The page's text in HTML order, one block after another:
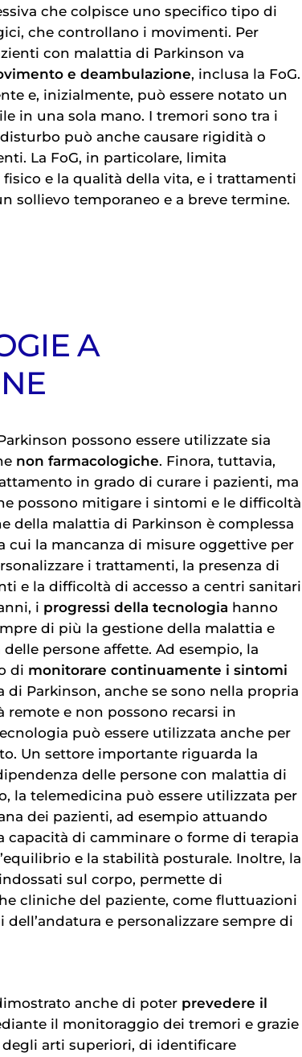
che colpisce uno specifico tipo di
che controllano i movimenti. Per
con malattia di Parkinson va
e deambulazione, inclusa la FoG.
e, inizialmente, può essere notato un
in una sola mano. I tremori sono tra i
può anche causare rigidità o
La FoG, in particolare, limita
e la qualità della vita, e i trattamenti
sollievo temporaneo e a breve termine.
A
possono essere utilizzate sia
non farmacologiche. Finora, tuttavia,
in grado di curare i pazienti, ma
possono mitigare i sintomi e le difficoltà
della malattia di Parkinson è complessa
cui la mancanza di misure oggettive per
i trattamenti, la presenza di
e la difficoltà di accesso a centri sanitari
i progressi della tecnologia hanno
di più la gestione della malattia e
persone affette. Ad esempio, la
di monitorare continuamente i sintomi
di Parkinson, anche se sono nella propria
remote e non possono recarsi in
può essere utilizzata anche per
Un settore importante riguarda la
delle persone con malattia di
la telemedicina può essere utilizzata per
dei pazienti, ad esempio attuando
capacità di camminare o forme di terapia
e la stabilità posturale. Inoltre, la
sul corpo, permette di
cliniche del paziente, come fluttuazioni
e personalizzare sempre di
anche di poter prevedere il
il monitoraggio dei tremori e grazie
arti superiori, di identificare